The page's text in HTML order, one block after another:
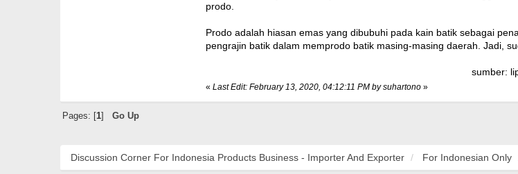
prodo.
Prodo adalah hiasan emas yang dibubuhi pada kain batik sebagai
pengrajin batik dalam memprodo batik masing-masing daerah. Jadi,
sumber:
« Last Edit: February 13, 2020, 04:12:11 PM by suhartono »
Pages: [1] Go Up
Discussion Corner For Indonesia Products Business - Importer And Exporter For Indonesian Only